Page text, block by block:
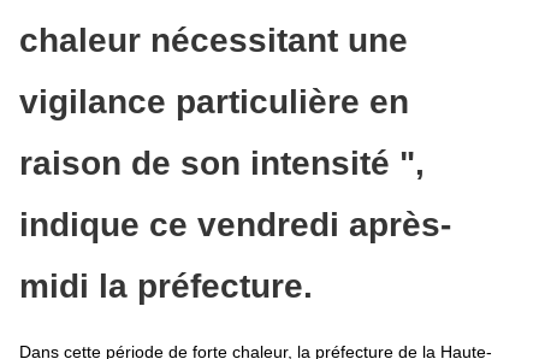
chaleur nécessitant une
vigilance particulière en
raison de son intensité ",
indique ce vendredi après-
midi la préfecture.
Dans cette période de forte chaleur, la préfecture de la Haute-